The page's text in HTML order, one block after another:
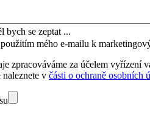
bych se zeptat ...
mého e-mailu k
zpracováváme za účelem vyřízení
v části o ochraně osobních